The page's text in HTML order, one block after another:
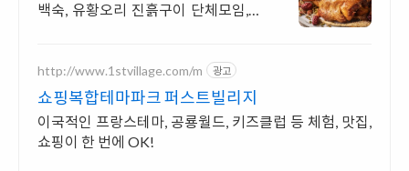
백숙, 유황오리 진흙구이 단체모임,회
숙
http://www.1stvillage.com/m 광고
쇼핑복합테마파크 퍼스트빌리지
이국적인 프랑스테마, 공룡월드, 키즈클럽 등 체험, 맛집,
쇼핑이 한 번에 OK!